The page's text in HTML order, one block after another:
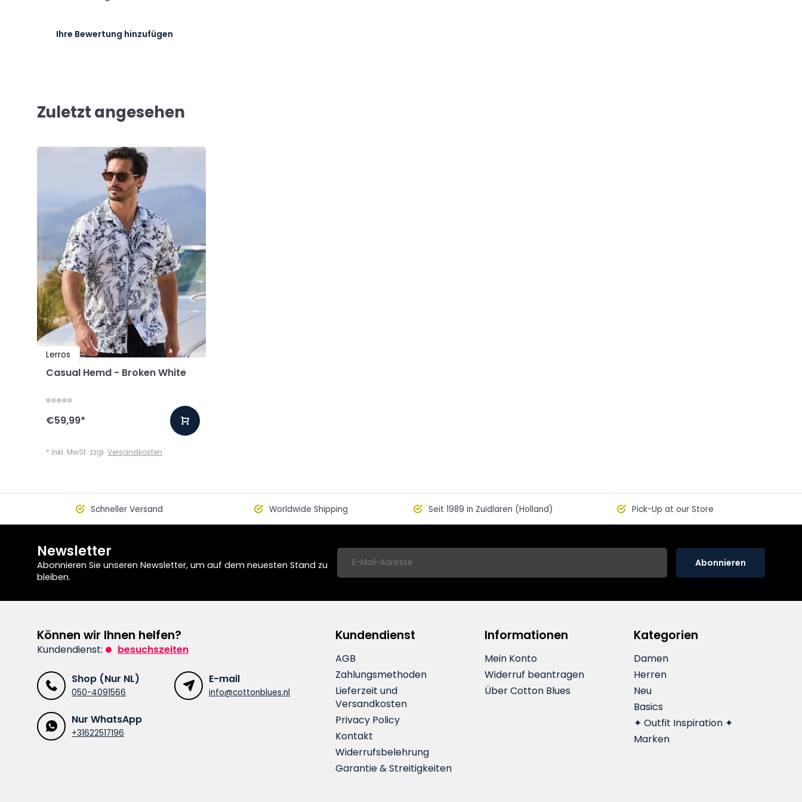
Ihre Bewertung hinzufügen
Zuletzt angesehen
Lerros
Casual Hemd - Broken White
€59,99*
* Inkl. MwSt. zzgl. Versandkosten
Schneller Versand Worldwide Shipping Seit 1989 in Zuidlaren (Holland) Pick-Up at our Store
Newsletter
Abonnieren Sie unseren Newsletter, um auf dem neuesten Stand zu
bleiben.
Abonnieren
Können wir Ihnen helfen?
Kundendienst: besuchszeiten
Shop (Nur NL)
050-4091566
E-mail
info@cottonblues.nl
Nur WhatsApp
+31622517196
Kundendienst
AGB
Zahlungsmethoden
Lieferzeit und
Versandkosten
Privacy Policy
Kontakt
Widerrufsbelehrung
Garantie & Streitigkeiten
Informationen
Mein Konto
Widerruf beantragen
Über Cotton Blues
Kategorien
Damen
Herren
Neu
Basics
✦ Outfit Inspiration ✦
Marken